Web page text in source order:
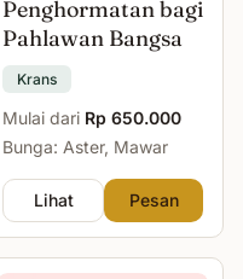
Penghormatan bagi
Pahlawan Bangsa
Krans
Mulai dari Rp 650.000
Bunga: Aster, Mawar
Lihat Pesan